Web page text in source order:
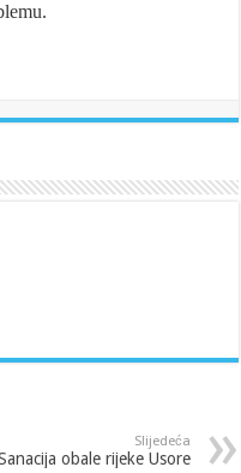
Slijedeća
obale rijeke Usore